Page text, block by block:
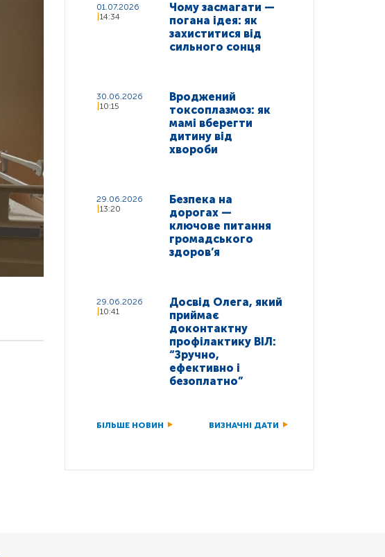
01.07.2026
14:34
Чому засмагати —
погана ідея: як
захиститися від
сильного сонця
30.06.2026
10:15
Вроджений
токсоплазмоз: як
мамі вберегти
дитину від
хвороби
29.06.2026
13:20
Безпека на
дорогах —
ключове питання
громадського
здоров’я
29.06.2026
10:41
Досвід Олега, який
приймає
доконтактну
профілактику ВІЛ:
“Зручно,
ефективно і
безоплатно”
БІЛЬШЕ НОВИН ВИЗНАЧНІ ДАТИ